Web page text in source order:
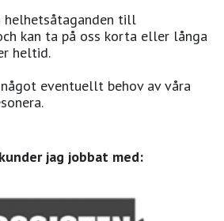
till
kan ta på oss korta eller långa
heltid.
eventuellt behov av våra
jag jobbat med: